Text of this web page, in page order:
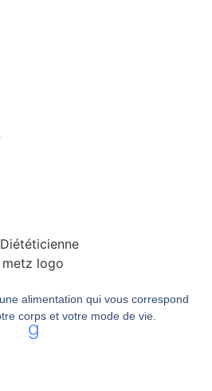
alimentation qui vous correspond
corps et votre mode de vie.